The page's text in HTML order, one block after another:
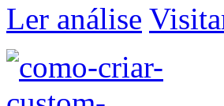
Ler análise